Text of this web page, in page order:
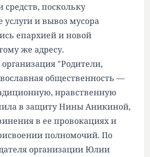
средств, поскольку
и вывоз мусора
епархией и новой
же адресу.
"Родители,
общественность —
нравственную
в защиту Нины Аникиной,
в ее провокациях и
полномочий. По
организации Юлии